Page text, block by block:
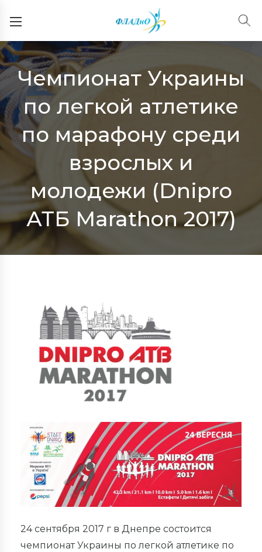
Чемпионат Украины
по легкой атлетике
по марафону среди
взрослых и
молодежи (Dnipro
АТБ Marathon 2017)
24 сентября 2017 г в Днепре состоится
чемпионат Украины по легкой атлетике по